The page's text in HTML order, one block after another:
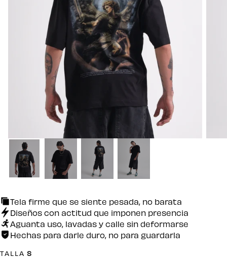
Tela firme que se siente pesada, no barata
Diseños con actitud que imponen presencia
Aguanta uso, lavadas y calle sin deformarse
Hechas para darle duro, no para guardarla
TALLA S